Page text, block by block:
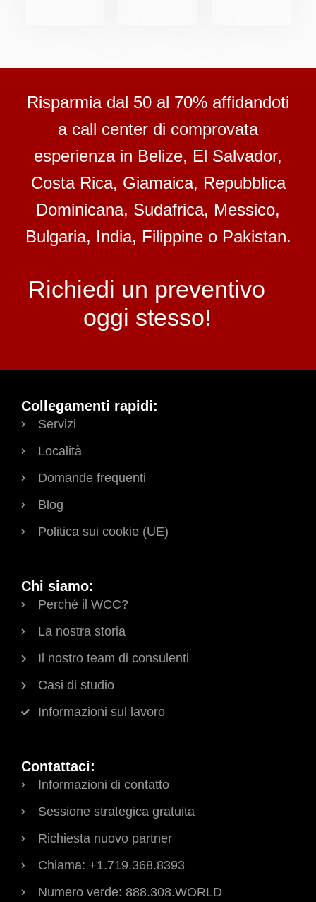
Risparmia dal 50 al 70% affidandoti
a call center di comprovata
esperienza in Belize, El Salvador,
Costa Rica, Giamaica, Repubblica
Dominicana, Sudafrica, Messico,
Bulgaria, India, Filippine o Pakistan.
Richiedi un preventivo
oggi stesso!
Collegamenti rapidi:
Servizi
Località
Domande frequenti
Blog
Politica sui cookie (UE)
Chi siamo:
Perché il WCC?
La nostra storia
Il nostro team di consulenti
Casi di studio
Informazioni sul lavoro
Contattaci:
Informazioni di contatto
Sessione strategica gratuita
Richiesta nuovo partner
Chiama: +1.719.368.8393
Numero verde: 888.308.WORLD